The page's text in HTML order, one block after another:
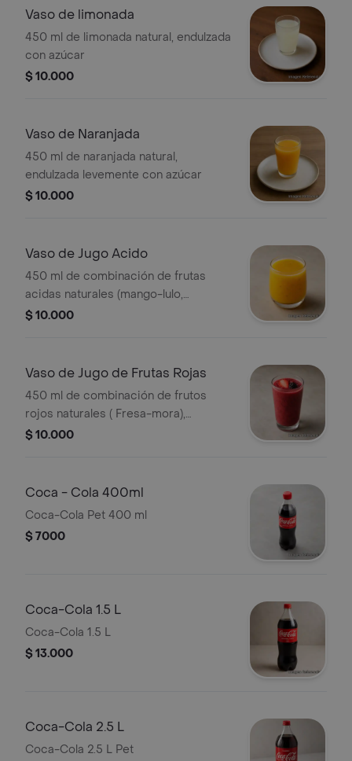
clandestina
Vaso de limonada
450 ml de limonada natural, endulzada
con azúcar
$ 10.000
Vaso de Naranjada
450 ml de naranjada natural,
endulzada levemente con azúcar
$ 10.000
Vaso de Jugo Acido
450 ml de combinación de frutas
acidas naturales (mango-lulo,
maracuyá-lulo ,maracuyá mango),
$ 10.000
Vaso de Jugo de Frutas Rojas
450 ml de combinación de frutos
rojos naturales ( Fresa-mora),
endulzado levemente con azúcar
$ 10.000
Coca - Cola 400ml
Coca-Cola Pet 400 ml
$ 7000
Coca-Cola 1.5 L
Coca-Cola 1.5 L
$ 13.000
Coca-Cola 2.5 L
Coca-Cola 2.5 L Pet